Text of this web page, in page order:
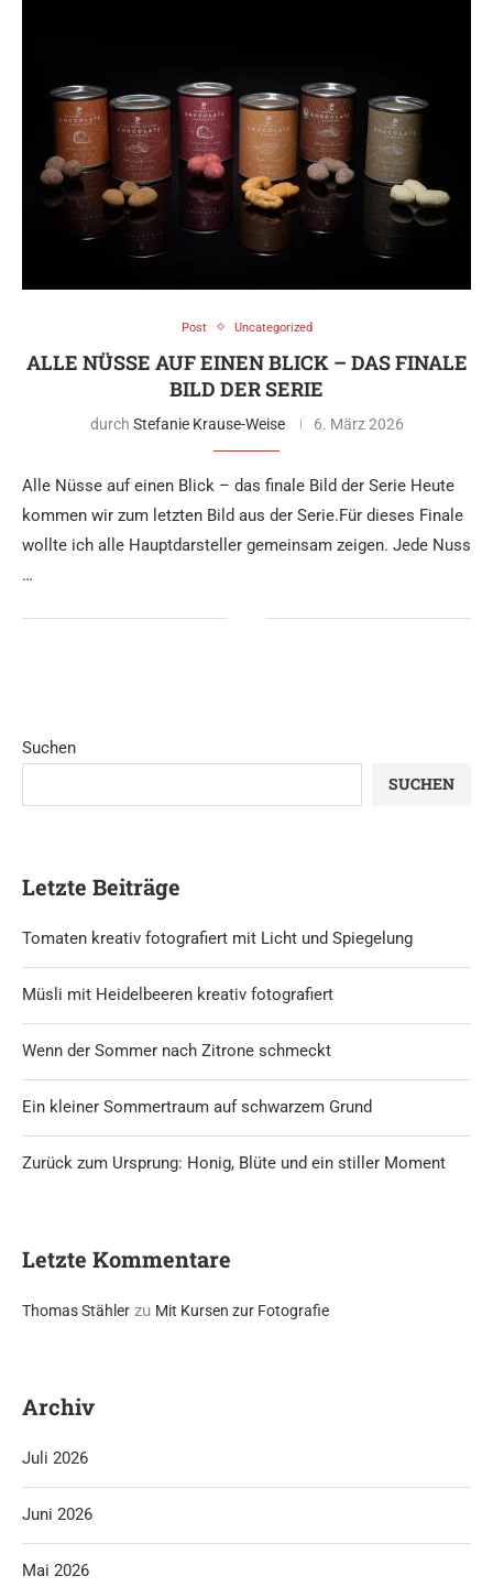
Post Uncategorized
ALLE NÜSSE AUF EINEN BLICK – DAS FINALE
BILD DER SERIE
durch Stefanie Krause-Weise 6. März 2026
Alle Nüsse auf einen Blick – das finale Bild der Serie Heute
kommen wir zum letzten Bild aus der Serie.Für dieses Finale
wollte ich alle Hauptdarsteller gemeinsam zeigen. Jede Nuss
…
Suchen
SUCHEN
Letzte Beiträge
Tomaten kreativ fotografiert mit Licht und Spiegelung
Müsli mit Heidelbeeren kreativ fotografiert
Wenn der Sommer nach Zitrone schmeckt
Ein kleiner Sommertraum auf schwarzem Grund
Zurück zum Ursprung: Honig, Blüte und ein stiller Moment
Letzte Kommentare
Thomas Stähler zu Mit Kursen zur Fotografie
Archiv
Juli 2026
Juni 2026
Mai 2026